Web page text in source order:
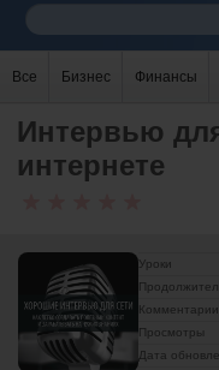
Все Бизнес Финансы
Интервью
интернете
Уроки
Комментарии
Просмотры
Дата